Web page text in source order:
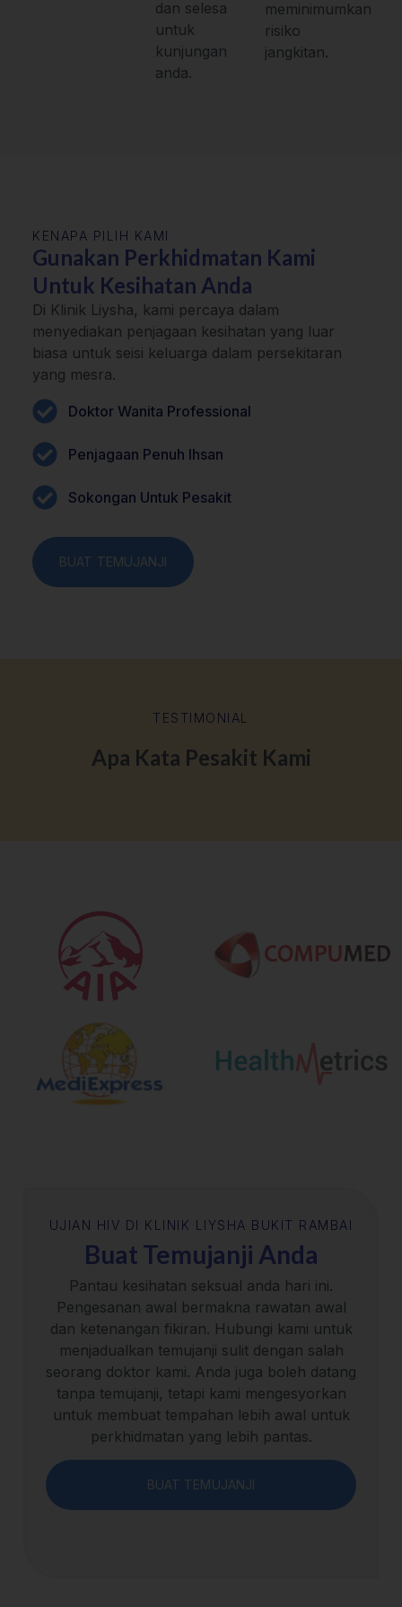
dan selesa
untuk
kunjungan
anda.
meminimumkan
risiko
jangkitan.
KENAPA PILIH KAMI
Gunakan Perkhidmatan Kami
Untuk Kesihatan Anda
Di Klinik Liysha, kami percaya dalam
menyediakan penjagaan kesihatan yang luar
biasa untuk seisi keluarga dalam persekitaran
yang mesra.
Doktor Wanita Professional
Penjagaan Penuh Ihsan
Sokongan Untuk Pesakit
BUAT TEMUJANJI
TESTIMONIAL
Apa Kata Pesakit Kami
UJIAN HIV DI KLINIK LIYSHA BUKIT RAMBAI
Buat Temujanji Anda
Pantau kesihatan seksual anda hari ini.
Pengesanan awal bermakna rawatan awal
dan ketenangan fikiran. Hubungi kami untuk
menjadualkan temujanji sulit dengan salah
seorang doktor kami. Anda juga boleh datang
tanpa temujanji, tetapi kami mengesyorkan
untuk membuat tempahan lebih awal untuk
perkhidmatan yang lebih pantas.
BUAT TEMUJANJI